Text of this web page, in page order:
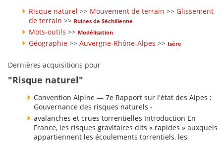
Risque naturel >> Mouvement de terrain >> Glissement
de terrain >> Ruines de Séchilienne
Mots-outils >> Modélisation
Géographie >> Auvergne-Rhône-Alpes >> Isère
Dernières acquisitions pour
"Risque naturel"
Convention Alpine — 7e Rapport sur l'état des Alpes :
Gouvernance des risques naturels -
avalanches et crues torrentielles Introduction En
France, les risques gravitaires dits « rapides » auxquels
appartiennent les écoulements torrentiels, les